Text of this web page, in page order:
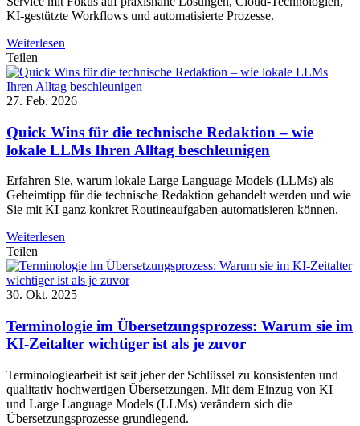
KI-gestützte Workflows und automatisierte Prozesse.
Weiterlesen
Teilen
27. Feb. 2026
Quick Wins für die technische Redaktion – wie
lokale LLMs Ihren Alltag beschleunigen
Erfahren Sie, warum lokale Large Language Models (LLMs) als
Geheimtipp für die technische Redaktion gehandelt werden und wie
Sie mit KI ganz konkret Routineaufgaben automatisieren können.
Weiterlesen
Teilen
30. Okt. 2025
Terminologie im Übersetzungsprozess: Warum sie im
KI-Zeitalter wichtiger ist als je zuvor
Terminologiearbeit ist seit jeher der Schlüssel zu konsistenten und
qualitativ hochwertigen Übersetzungen. Mit dem Einzug von KI
und Large Language Models (LLMs) verändern sich die
Übersetzungsprozesse grundlegend.